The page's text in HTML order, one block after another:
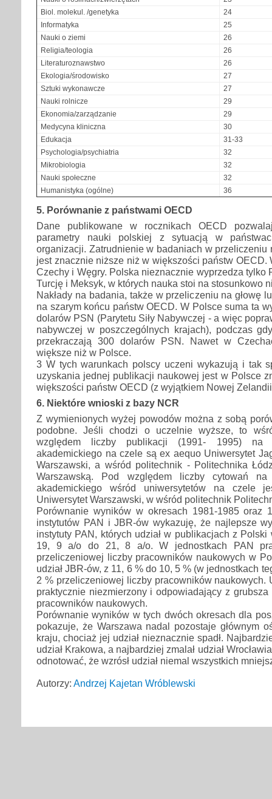
Biol. molekul. /genetyka
24
Informatyka
25
Nauki o ziemi
26
Religia/teologia
26
Literaturoznawstwo
26
Ekologia/środowisko
27
Sztuki wykonawcze
27
Nauki rolnicze
29
Ekonomia/zarządzanie
29
Medycyna kliniczna
30
Edukacja
31-33
Psychologia/psychiatria
32
Mikrobiologia
32
Nauki społeczne
32
Humanistyka (ogólne)
36
5. Porównanie z państwami OECD
Dane publikowane w rocznikach OECD
parametry nauki polskiej z sytuacją w
organizacji. Zatrudnienie w badaniach w przeliczeniu
jest znacznie niższe niż w większości państw OECD.
Czechy i Węgry. Polska nieznacznie wyprzedza tylko
Turcję i Meksyk, w których nauka stoi na stosunkowo
Nakłady na badania, także w przeliczeniu na głowę
na szarym końcu państw OECD. W Polsce suma ta
dolarów PSN (Parytetu Siły Nabywczej - a więc
nabywczej w poszczególnych krajach), podczas
przekraczają 300 dolarów PSN. Nawet w
większe niż w Polsce.
3 W tych warunkach polscy uczeni wykazują i tak
uzyskania jednej publikacji naukowej jest w Polsce
większości państw OECD (z wyjątkiem Nowej
6. Niektóre wnioski z bazy NCR
Z wymienionych wyżej powodów można z sobą
podobne. Jeśli chodzi o uczelnie wyższe, to
względem liczby publikacji (1991- 1995) na
akademickiego na czele są ex aequo Uniwersytet
Warszawski, a wśród politechnik - Politechnika
Warszawską. Pod względem liczby cytowań na
akademickiego wśród uniwersytetów na czele
Uniwersytet Warszawski, w wśród politechnik
Porównanie wyników w okresach 1981-1985 oraz
instytutów PAN i JBR-ów wykazuję, że najlepsze
instytuty PAN, których udział w publikacjach z Polski
19, 9 a/o do 21, 8 a/o. W jednostkach PAN
przeliczeniowej liczby pracowników naukowych w
udział JBR-ów, z 11, 6 % do 10, 5 % (w jednostkach
2 % przeliczeniowej liczby pracowników naukowych.
praktycznie niezmierzony i odpowiadający z
pracowników naukowych.
Porównanie wyników w tych dwóch okresach dla
pokazuje, że Warszawa nadal pozostaje głównym
kraju, chociaż jej udział nieznacznie spadł.
udział Krakowa, a najbardziej zmalał udział
odnotować, że wzrósł udział niemal wszystkich
Autorzy: Andrzej Kajetan Wróblewski